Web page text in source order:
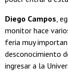
Diego Campos,
monitor hace
feria muy
desconocimiento
ingresar a la